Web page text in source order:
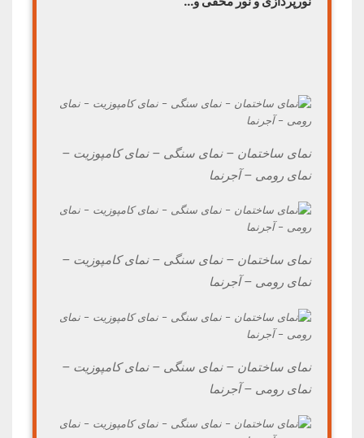
نمای ساختمان – نمای سنگی – نمای کامپوزیت –
نمای رومی – آجرنما
نمای ساختمان – نمای سنگی – نمای کامپوزیت –
نمای رومی – آجرنما
نمای ساختمان – نمای سنگی – نمای کامپوزیت –
نمای رومی – آجرنما